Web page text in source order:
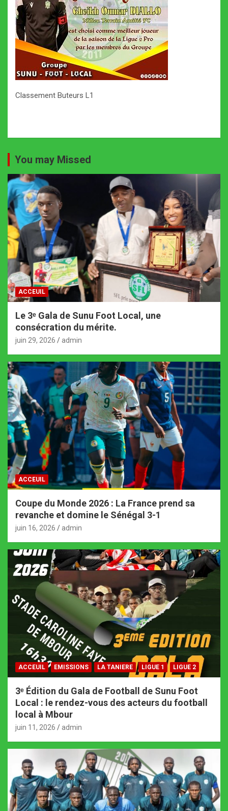
Classement Buteurs L1
You may Missed
ACCEUIL
Le 3ᵉ Gala de Sunu Foot Local, une
consécration du mérite.
juin 29, 2026 admin
ACCEUIL
Coupe du Monde 2026 : La France prend sa
revanche et domine le Sénégal 3-1
juin 16, 2026 admin
ACCEUIL EMISSIONS LA TANIERE LIGUE 1 LIGUE 2
3ᵉ Édition du Gala de Football de Sunu Foot
Local : le rendez-vous des acteurs du football
local à Mbour
juin 11, 2026 admin